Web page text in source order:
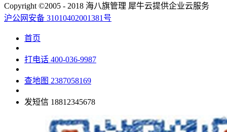
Copyright ©2005 - 2018 海八旗管理 犀牛云提供企业云服务
沪公网安备 31010402001381号
首页
打电话 400-036-9987
查地图 2387058169
发短信 18812345678